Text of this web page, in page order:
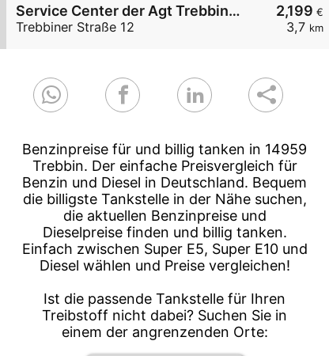
2,199 €
3,7 km
Service Center der Agt Trebbiner Straße 12
Trebbiner Straße 12
Benzinpreise für und billig tanken in 14959
Trebbin. Der einfache Preisvergleich für
Benzin und Diesel in Deutschland. Bequem
die billigste Tankstelle in der Nähe suchen,
die aktuellen Benzinpreise und
Dieselpreise finden und billig tanken.
Einfach zwischen Super E5, Super E10 und
Diesel wählen und Preise vergleichen!
Ist die passende Tankstelle für Ihren
Treibstoff nicht dabei? Suchen Sie in
einem der angrenzenden Orte: